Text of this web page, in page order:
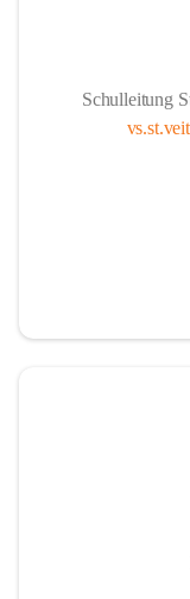
Schulleitung